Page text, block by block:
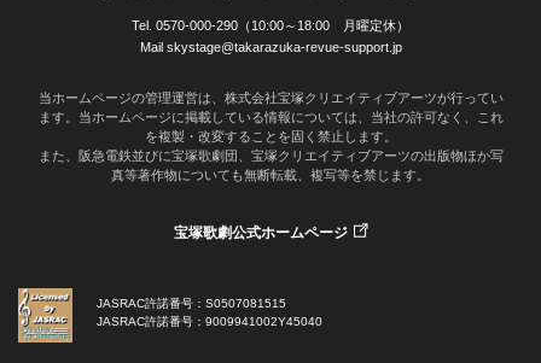
Tel. 0570-000-290（10:00～18:00 月曜定休）
Mail skystage@takarazuka-revue-support.jp
当ホームページの管理運営は、株式会社宝塚クリエイティブアーツが行ってい
ます。当ホームページに掲載している情報については、当社の許可なく、これ
を複製・改変することを固く禁止します。
また、阪急電鉄並びに宝塚歌劇団、宝塚クリエイティブアーツの出版物ほか写
真等著作物についても無断転載、複写等を禁じます。
宝塚歌劇公式ホームページ
JASRAC許諾番号：S0507081515
JASRAC許諾番号：9009941002Y45040